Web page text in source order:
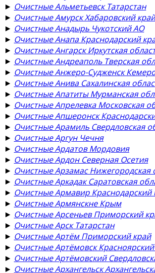
► Очистные Альметьевск Татарстан
► Очистные Амурск Хабаровский край
► Очистные Анадырь Чукотский АО
► Очистные Анапа Краснодарский
► Очистные Ангарск Иркутская
► Очистные Андреаполь Тверская
► Очистные Анжеро-Судженск
► Очистные Анива Сахалинская
► Очистные Апатиты Мурманская
► Очистные Апрелевка Московская
► Очистные Апшеронск
► Очистные Арамиль Свердловская
► Очистные Аргун Чечня
► Очистные Ардатов Мордовия
► Очистные Ардон Северная Осетия
► Очистные Арзамас Нижегородская
► Очистные Аркадак Саратовская
► Очистные Армавир Краснодарский
► Очистные Армянскне Крым
► Очистные Арсеньев Приморский
► Очистные Арск Татарстан
► Очистные Артём Приморский край
► Очистные Артёмовск
► Очистные Артёмовский
► Очистные Архангельск